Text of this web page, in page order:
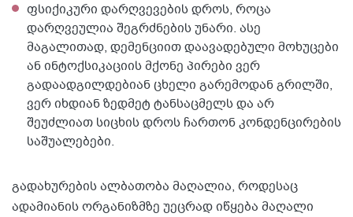
ფსიქიკური დარღვევების დროს, როცა
დარღვეულია შეგრძნების უნარი. ასე
მაგალითად, დემენციით დაავადებული მოხუცები
ან ინტოქსიკაციის მქონე პირები ვერ
გადაადგილდებიან ცხელი გარემოდან გრილში,
ვერ იხდიან ზედმეტ ტანსაცმელს და არ
შეუძლიათ სიცხის დროს ჩართონ კონდენცირების
საშუალებები.
გადახურების ალბათობა მაღალია, როდესაც
ადამიანის ორგანიზმზე უეცრად იწყება მაღალი